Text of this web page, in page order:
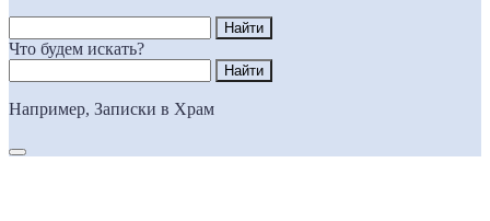
Что будем искать?
Например, Записки в Храм